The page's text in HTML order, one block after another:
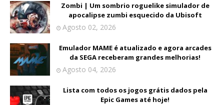
Zombi | Um sombrio roguelike simulador de
apocalipse zumbi esquecido da Ubisoft
Agosto 02, 2026
Emulador MAME é atualizado e agora arcades
da SEGA receberam grandes melhorias!
Agosto 04, 2026
Lista com todos os jogos grátis dados pela
Epic Games até hoje!